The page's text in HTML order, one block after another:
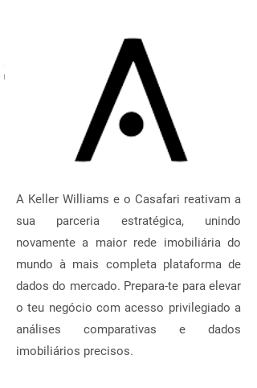
A Keller Williams e o Casafari reativam a
sua parceria estratégica, unindo
novamente a maior rede imobiliária do
mundo à mais completa plataforma de
dados do mercado. Prepara-te para elevar
o teu negócio com acesso privilegiado a
análises comparativas e dados
imobiliários precisos.